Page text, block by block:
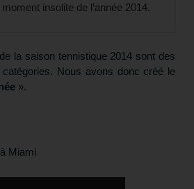
insolite de l’année 2014.
de la saison tennistique 2014 sont des
Nous avons donc créé le
».
Miami